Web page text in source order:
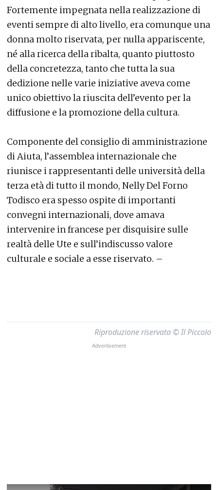
Fortemente impegnata nella realizzazione di
eventi sempre di alto livello, era comunque una
donna molto riservata, per nulla appariscente,
né alla ricerca della ribalta, quanto piuttosto
della concretezza, tanto che tutta la sua
dedizione nelle varie iniziative aveva come
unico obiettivo la riuscita dell’evento per la
diffusione e la promozione della cultura.
Componente del consiglio di amministrazione
di Aiuta, l’assemblea internazionale che
riunisce i rappresentanti delle università della
terza età di tutto il mondo, Nelly Del Forno
Todisco era spesso ospite di importanti
convegni internazionali, dove amava
intervenire in francese per disquisire sulle
realtà delle Ute e sull’indiscusso valore
culturale e sociale a esse riservato. –
Riproduzione riservata © Il Piccolo